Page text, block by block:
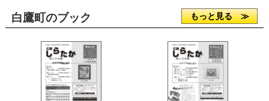
白鷹町のブック もっと見る ≫